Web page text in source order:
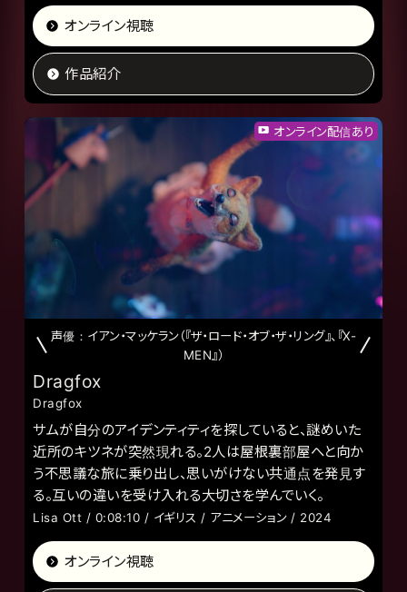
オンライン視聴
作品紹介
オンライン配信あり
声優：イアン・マッケラン（『ザ・ロード・オブ・ザ・リング』、『X-
MEN』）
Dragfox
Dragfox
サムが自分のアイデンティティを探していると、謎めいた
近所のキツネが突然現れる。2人は屋根裏部屋へと向か
う不思議な旅に乗り出し、思いがけない共通点を発見す
る。互いの違いを受け入れる大切さを学んでいく。
Lisa Ott / 0:08:10 / イギリス / アニメーション / 2024
オンライン視聴